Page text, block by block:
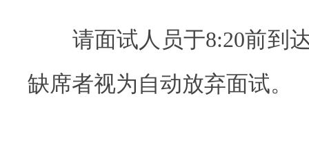
请面试人员于8:20前到达
缺席者视为自动放弃面试。